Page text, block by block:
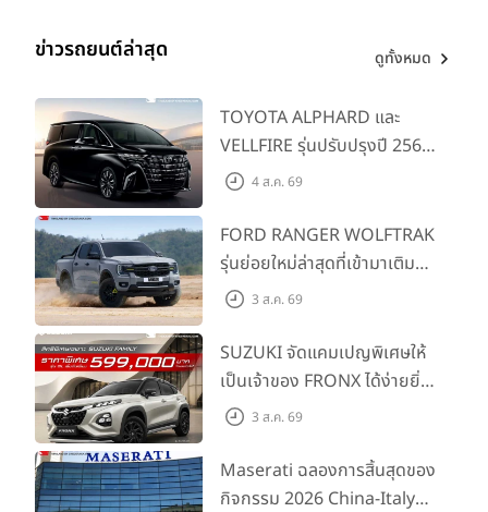
ข่าวรถยนต์ล่าสุด ดูทั้งหมด
TOYOTA ALPHARD และ
VELLFIRE รุ่นปรับปรุงปี 2569
พร้อมรุ่นย่อยใหม่ HEV
4 ส.ค. 69
FORD RANGER WOLFTRAK
รุ่นย่อยใหม่ล่าสุดที่เข้ามาเติม
เต็มไลน์อัป พร้อมตอบโจทย์ทุก
พร้อมลุย ด้วยราคาพิเศษเริ่ม
ต้นที่ 9.49 แสนบาท
3 ส.ค. 69
SUZUKI จัดแคมเปญพิเศษให้
เป็นเจ้าของ FRONX ได้ง่ายยิ่ง
ขึ้นสำหรับรุ่น GL ราคาพิเศษ
200 คัน พร้อมข้อเสนอสุดคุ้ม
3 ส.ค. 69
Maserati ฉลองการสิ้นสุดของ
กิจกรรม 2026 China-Italy